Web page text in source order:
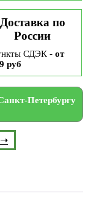
Доставка по
России
СДЭК - от
руб
Петербургу
➝